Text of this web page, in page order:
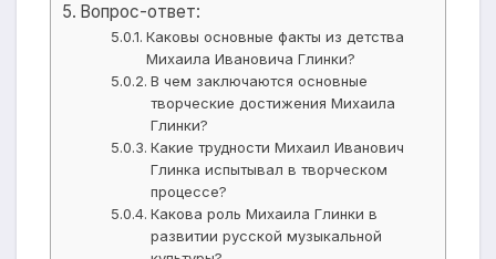
Вопрос-ответ:
Каковы основные факты из детства
Михаила Ивановича Глинки?
В чем заключаются основные
творческие достижения Михаила
Глинки?
Какие трудности Михаил Иванович
Глинка испытывал в творческом
процессе?
Какова роль Михаила Глинки в
развитии русской музыкальной